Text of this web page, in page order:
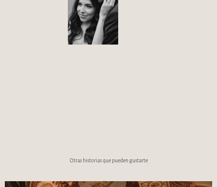
Otras historias que pueden gustarte